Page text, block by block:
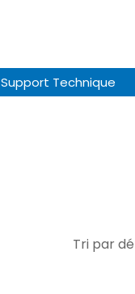
Support Technique